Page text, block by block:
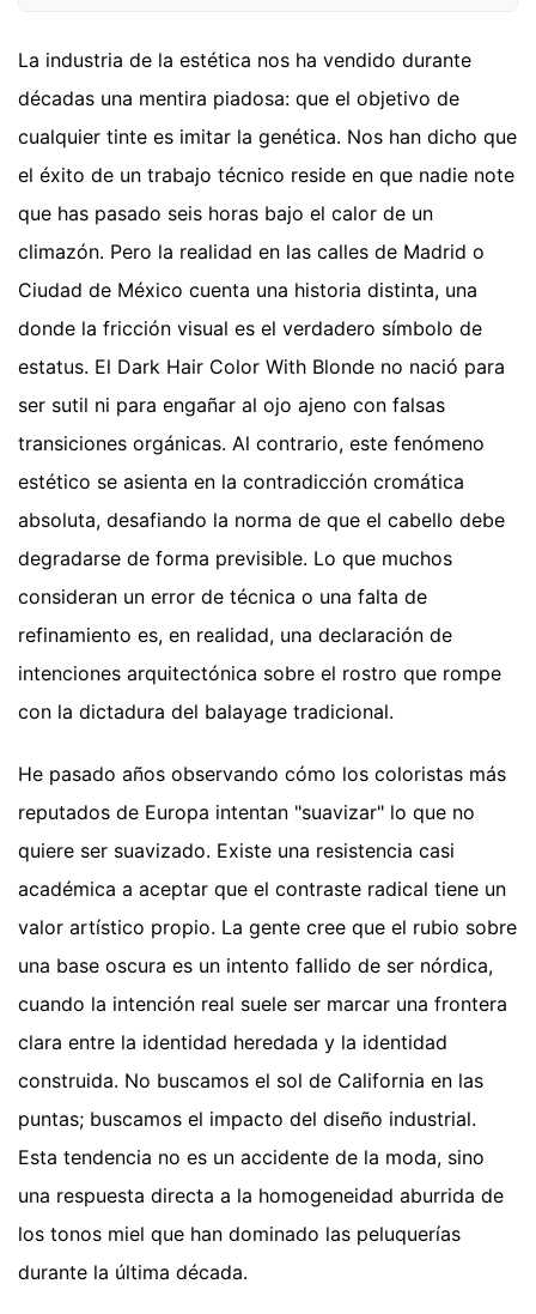
La industria de la estética nos ha vendido durante
décadas una mentira piadosa: que el objetivo de
cualquier tinte es imitar la genética. Nos han dicho que
el éxito de un trabajo técnico reside en que nadie note
que has pasado seis horas bajo el calor de un
climazón. Pero la realidad en las calles de Madrid o
Ciudad de México cuenta una historia distinta, una
donde la fricción visual es el verdadero símbolo de
estatus. El Dark Hair Color With Blonde no nació para
ser sutil ni para engañar al ojo ajeno con falsas
transiciones orgánicas. Al contrario, este fenómeno
estético se asienta en la contradicción cromática
absoluta, desafiando la norma de que el cabello debe
degradarse de forma previsible. Lo que muchos
consideran un error de técnica o una falta de
refinamiento es, en realidad, una declaración de
intenciones arquitectónica sobre el rostro que rompe
con la dictadura del balayage tradicional.
He pasado años observando cómo los coloristas más
reputados de Europa intentan "suavizar" lo que no
quiere ser suavizado. Existe una resistencia casi
académica a aceptar que el contraste radical tiene un
valor artístico propio. La gente cree que el rubio sobre
una base oscura es un intento fallido de ser nórdica,
cuando la intención real suele ser marcar una frontera
clara entre la identidad heredada y la identidad
construida. No buscamos el sol de California en las
puntas; buscamos el impacto del diseño industrial.
Esta tendencia no es un accidente de la moda, sino
una respuesta directa a la homogeneidad aburrida de
los tonos miel que han dominado las peluquerías
durante la última década.